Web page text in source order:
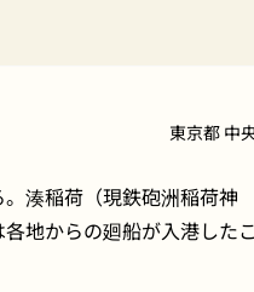
東京都 中
湊稲荷（現鉄砲洲稲荷神
地からの廻船が入港したこ